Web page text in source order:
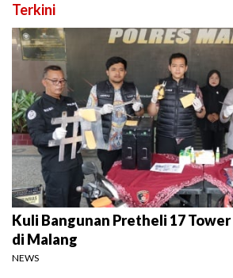
Terkini
Kuli Bangunan Pretheli 17
di Malang
NEWS